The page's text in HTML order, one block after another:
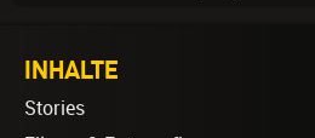
INHALTE
Stories